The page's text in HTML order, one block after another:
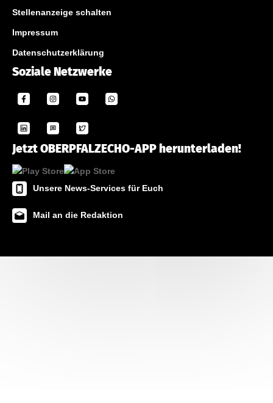
Stellenanzeige schalten
Impressum
Datenschutzerklärung
Soziale Netzwerke
Jetzt OBERPFALZECHO-APP herunterladen!
Unsere News-Services für Euch
Mail an die Redaktion